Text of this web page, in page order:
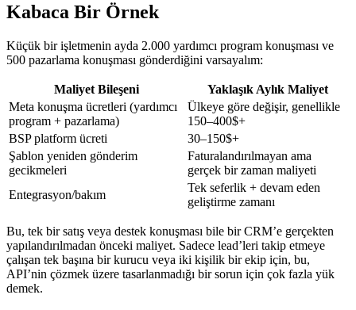
Kabaca Bir Örnek
Küçük bir işletmenin ayda 2.000 yardımcı program konuşması ve
500 pazarlama konuşması gönderdiğini varsayalım:
Maliyet Bileşeni
Yaklaşık Aylık Maliyet
Meta konuşma ücretleri (yardımcı
program + pazarlama)
Ülkeye göre değişir, genellikle
150–400$+
BSP platform ücreti
30–150$+
Şablon yeniden gönderim
gecikmeleri
Faturalandırılmayan ama
gerçek bir zaman maliyeti
Entegrasyon/bakım
Tek seferlik + devam eden
geliştirme zamanı
Bu, tek bir satış veya destek konuşması bile bir CRM’e gerçekten
yapılandırılmadan önceki maliyet. Sadece lead’leri takip etmeye
çalışan tek başına bir kurucu veya iki kişilik bir ekip için, bu,
API’nin çözmek üzere tasarlanmadığı bir sorun için çok fazla yük
demek.